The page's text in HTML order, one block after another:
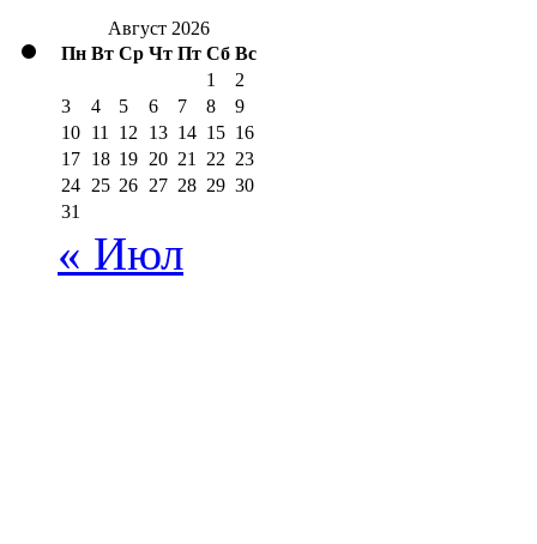
Август 2026
Пн Вт Ср Чт Пт Сб Вс
1
2
3
4 5 6 7 8
9
10 11 12 13 14 15 16
17 18 19 20 21 22 23
24 25 26 27 28 29 30
31
« Июл